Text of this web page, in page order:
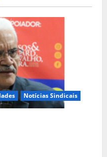
Notícias Sindicais